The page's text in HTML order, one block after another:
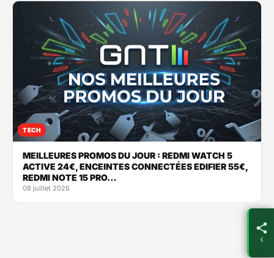
TECH
MEILLEURES PROMOS DU JOUR : REDMI WATCH 5
ACTIVE 24€, ENCEINTES CONNECTÉES EDIFIER 55€,
REDMI NOTE 15 PRO…
08 juillet 2026